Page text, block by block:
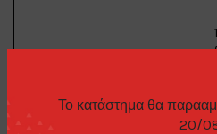
Το κατάστημα θα
20/